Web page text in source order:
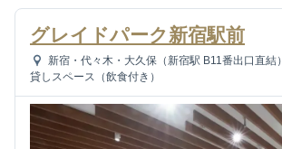
グレイドパーク新宿駅前
新宿・代々木・大久保（新宿駅 B11番出口直結）
貸しスペース（飲食付き）